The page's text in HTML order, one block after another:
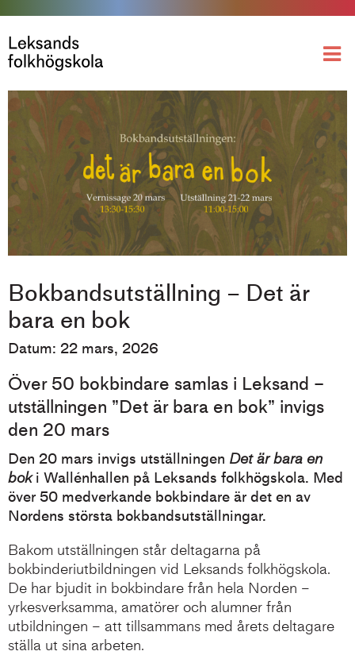
Bokbandsutställning – Det är
bara en bok
Datum: 22 mars, 2026
Över 50 bokbindare samlas i Leksand –
utställningen ”Det är bara en bok” invigs
den 20 mars
Den 20 mars invigs utställningen Det är bara en
boki Wallénhallen på Leksands folkhögskola. Med
över 50 medverkande bokbindare är det en av
Nordens största bokbandsutställningar.
Bakom utställningen står deltagarna på
bokbinderiutbildningen vid Leksands folkhögskola.
De har bjudit in bokbindare från hela Norden –
yrkesverksamma, amatörer och alumner från
utbildningen – att tillsammans med årets deltagare
ställa ut sina arbeten.